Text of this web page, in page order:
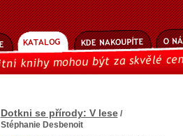
Dotkni se přírody: V lese/
Stéphanie Desbenoit